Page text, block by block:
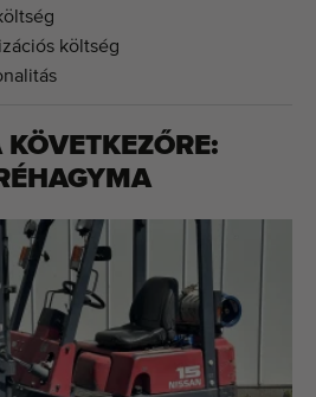
költség
KÖVETKEZŐRE: